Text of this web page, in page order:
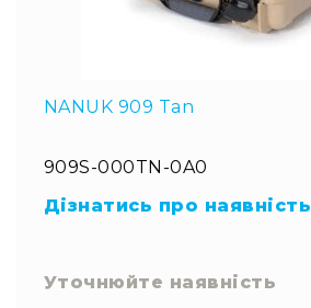
NANUK 909 Tan
909S-000TN-0A0
Дізнатись про наявність
Уточнюйте наявність